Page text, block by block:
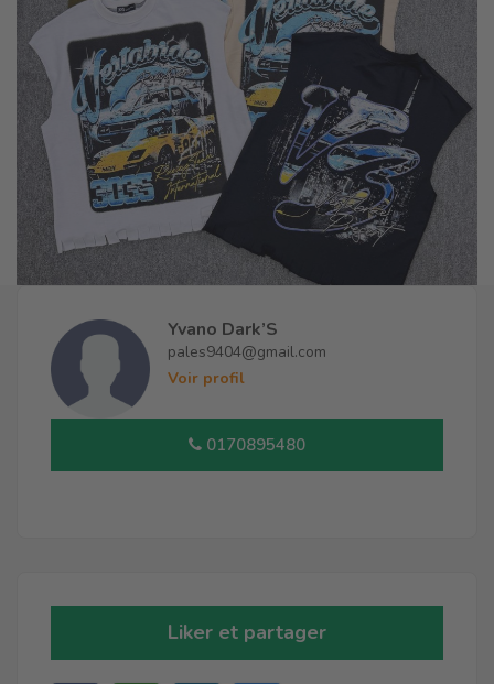
Yvano Dark’S
pales9404@gmail.com
Voir profil
0170895480
Liker et partager